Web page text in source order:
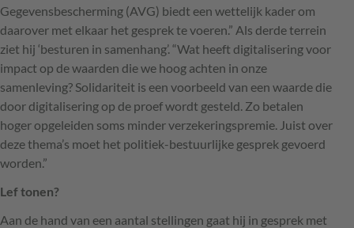
Gegevensbescherming (AVG) biedt een wettelijk kader om
daarover met elkaar het gesprek te voeren.” Als derde terrein
ziet hij ‘besturen in samenhang’. “Wat heeft digitalisering voor
impact op de waarden die we hoog achten in onze
samenleving? Solidariteit is een voorbeeld van een waarde die
door digitalisering op de proef wordt gesteld. Zo betalen
hoger opgeleiden soms minder verzekeringspremie. Juist over
deze thema’s moet het politiek-bestuurlijke gesprek gevoerd
worden.”
Lef tonen?
Aan de hand van een aantal stellingen gaat hij in gesprek met